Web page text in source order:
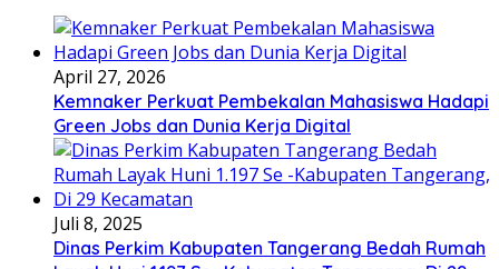
April 27, 2026
Kemnaker Perkuat Pembekalan Mahasiswa Hadapi
Green Jobs dan Dunia Kerja Digital
Juli 8, 2025
Dinas Perkim Kabupaten Tangerang Bedah Rumah